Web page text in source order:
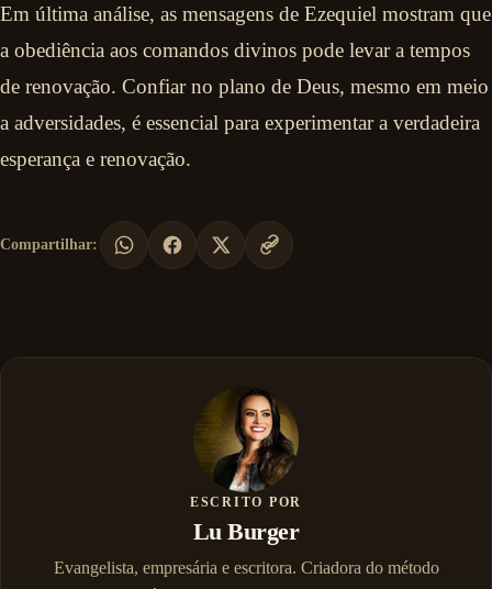
Em última análise, as mensagens de Ezequiel mostram que
a obediência aos comandos divinos pode levar a tempos
de renovação. Confiar no plano de Deus, mesmo em meio
a adversidades, é essencial para experimentar a verdadeira
esperança e renovação.
Compartilhar:
ESCRITO POR
Lu Burger
Evangelista, empresária e escritora. Criadora do método